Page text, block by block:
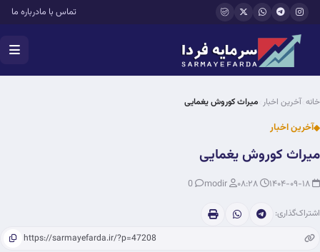
رفتن به محتوای اصلی تماس با مادرباره ما
خانه آخرین اخبار میراث کوروش یغمایی
آخرین اخبار
میراث کوروش یغمایی
اشتراک‌گذاری: